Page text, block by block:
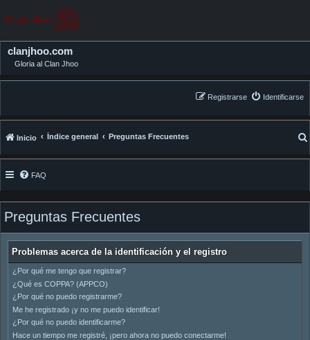
clanjhoo.com
Gloria al Clan Jhoo
Identificarse
Registrarse
Inicio Índice general Preguntas Frecuentes
FAQ
Preguntas Frecuentes
Problemas acerca de la identificación y el registro
¿Por qué me tengo que registrar?
¿Qué es COPPA? (APPCO)
¿Por qué no puedo registrarme?
Me he registrado ¡y no me puedo identificar!
¿Por qué no puedo identificarme?
Hace un tiempo me registré, ¡pero ahora no puedo conectarme!